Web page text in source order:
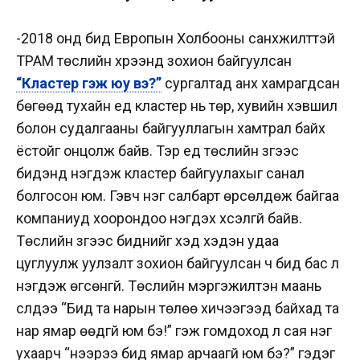
-2018 онд бид Европын Холбооны санхүүжилттэй
ТРАМ төслийн хүрээнд зохион байгуулсан
“Кластер гэж юу вэ?” сургалтад анх хамрагдсан
бөгөөд тухайн үед кластер нь төр, хувийн хэвшил
болон судалгааны байгууллагын хамтрал байх
ёстойг онцолж байв. Тэр үед төслийн зүгээс
бидэнд нэгдэж кластер байгуулахыг санал
болгосон юм. Гэвч нэг салбарт өрсөлдөж байгаа
компаниуд хоорондоо нэгдэх хүсэлгүй байв.
Төслийн зүгээс биднийг хэд хэдэн удаа
цуглуулж уулзалт зохион байгуулсан ч бид бас л
нэгдэж өгсөнгүй. Төслийн мэргэжилтэн маань
сүүлдээ “Бид та нарын төлөө хичээгээд байхад та
нар ямар өөдгүй юм бэ!” гэж гомдоход л сая нэг
ухаарч “нээрээ бид ямар арчаагүй юм бэ?” гэдэг